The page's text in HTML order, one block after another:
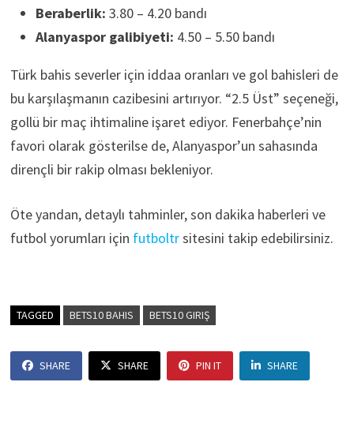
Beraberlik: 3.80 – 4.20 bandı
Alanyaspor galibiyeti: 4.50 – 5.50 bandı
Türk bahis severler için iddaa oranları ve gol bahisleri de
bu karşılaşmanın cazibesini artırıyor. “2.5 Üst” seçeneği,
gollü bir maç ihtimaline işaret ediyor. Fenerbahçe’nin
favori olarak gösterilse de, Alanyaspor’un sahasında
dirençli bir rakip olması bekleniyor.
Öte yandan, detaylı tahminler, son dakika haberleri ve
futbol yorumları için futboltrsitesini takip edebilirsiniz.
TAGGED BETS10 BAHIS BETS10 GIRIŞ
SHARE SHARE PIN IT SHARE